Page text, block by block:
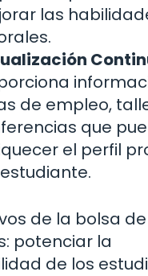
las
de empleo,
que
el perfil
de la bolsa
potenciar la
de los